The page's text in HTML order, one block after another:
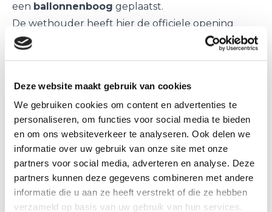
Deze website maakt gebruik van cookies
We gebruiken cookies om content en advertenties te
personaliseren, om functies voor social media te bieden
en om ons websiteverkeer te analyseren. Ook delen we
informatie over uw gebruik van onze site met onze
partners voor social media, adverteren en analyse. Deze
partners kunnen deze gegevens combineren met andere
informatie die u aan ze heeft verstrekt of die ze hebben
verzameld op basis van uw gebruik van hun services.
een ballonnenboog geplaatst.
De wethouder heeft hier de officiele opening
gedaan.
Voor Coach Rotterdam op de nieuwe Binnenweg
eenballonnenboogmogen plaatsen.
Openingsfeestvan een mobiele
dierenartspraktijk te Alkmaar,
opgeleukt met een kleurrijke ballonnenboog.
Promotie van een nieuwe Dove product te
Zandvoort.
Het was s´ochtends nog erg frisjes met een